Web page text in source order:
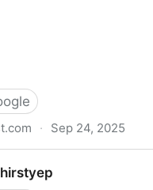
· Sep 24, 2025